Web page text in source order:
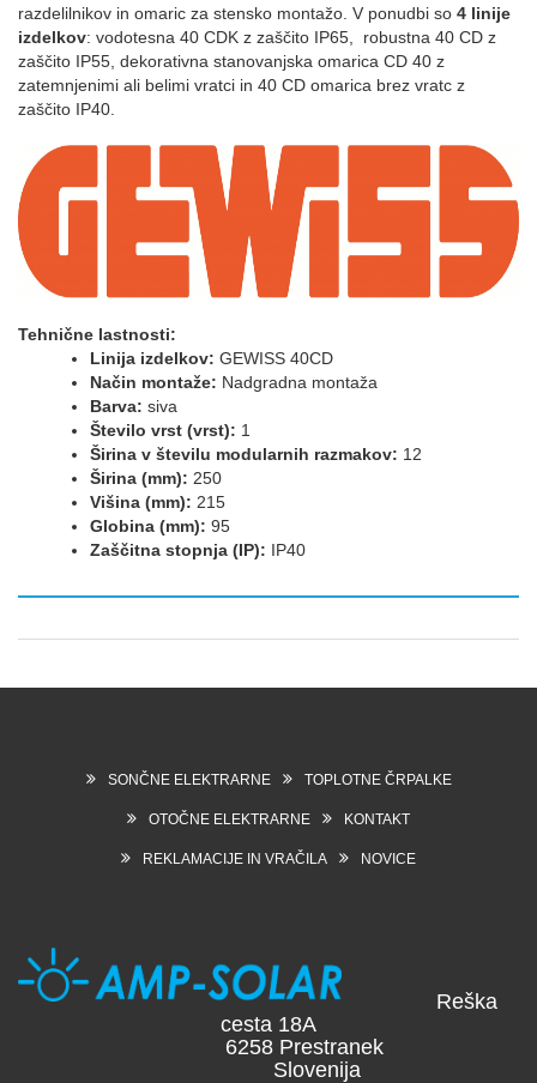
razdelilnikov in omaric za stensko montažo. V ponudbi so 4 linije
izdelkov: vodotesna 40 CDK z zaščito IP65, robustna 40 CD z
zaščito IP55, dekorativna stanovanjska omarica CD 40 z
zatemnjenimi ali belimi vratci in 40 CD omarica brez vratc z
zaščito IP40.
Tehnične lastnosti:
Linija izdelkov: GEWISS 40CD
Način montaže: Nadgradna montaža
Barva: siva
Število vrst (vrst): 1
Širina v številu modularnih razmakov: 12
Širina (mm): 250
Višina (mm): 215
Globina (mm): 95
Zaščitna stopnja (IP): IP40
SONČNE ELEKTRARNE TOPLOTNE ČRPALKE
OTOČNE ELEKTRARNE KONTAKT
REKLAMACIJE IN VRAČILA NOVICE
Reška
cesta 18A
6258 Prestranek
Slovenija